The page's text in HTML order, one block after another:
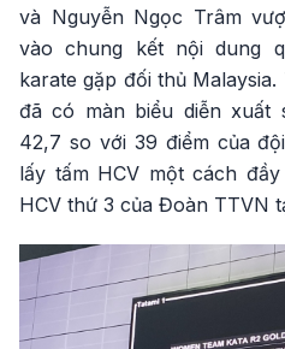
và Nguyễn Ngọc Trâm
vào chung kết nội dung
karate gặp đối thủ
đã có màn biểu diễn xuất
42,7 so với 39 điểm của
lấy tấm HCV một cách
HCV thứ 3 của Đoàn TTVN